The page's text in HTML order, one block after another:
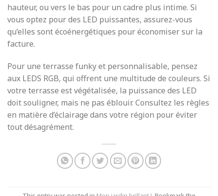
hauteur, ou vers le bas pour un cadre plus intime. Si
vous optez pour des LED puissantes, assurez-vous
qu’elles sont écoénergétiques pour économiser sur la
facture.
Pour une terrasse funky et personnalisable, pensez
aux LEDS RGB, qui offrent une multitude de couleurs. Si
votre terrasse est végétalisée, la puissance des LED
doit souligner, mais ne pas éblouir. Consultez les règles
en matière d’éclairage dans votre région pour éviter
tout désagrément.